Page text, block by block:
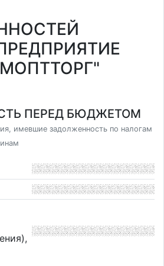
ПЕРЕД БЮДЖЕТОМ
имевшие задолженность по налогам